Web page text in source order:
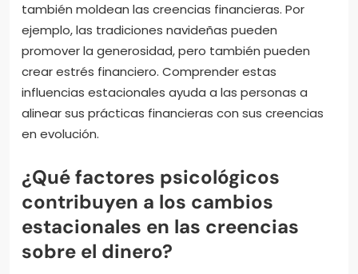
también moldean las creencias financieras. Por
ejemplo, las tradiciones navideñas pueden
promover la generosidad, pero también pueden
crear estrés financiero. Comprender estas
influencias estacionales ayuda a las personas a
alinear sus prácticas financieras con sus creencias
en evolución.
¿Qué factores psicológicos
contribuyen a los cambios
estacionales en las creencias
sobre el dinero?